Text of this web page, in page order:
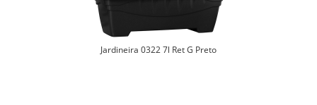
Jardineira 0322 7l Ret G Preto